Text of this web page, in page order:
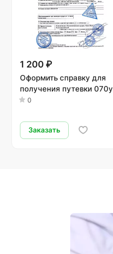
1 200 ₽
Оформить справку для
получения путевки 070у
0
Заказать